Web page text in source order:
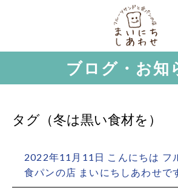
ブログ・お知
タグ（冬は黒い食材を）
2022年11月11日 こんにちは フ
食パンの店 まいにちしあわせで